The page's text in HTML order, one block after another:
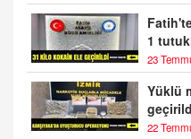
1
23
Yüklü
22